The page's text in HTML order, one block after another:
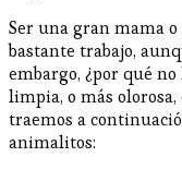
Ser una gran mama
bastante trabajo,
embargo, ¿por qué
limpia, o más olorosa,
traemos a
animalitos: